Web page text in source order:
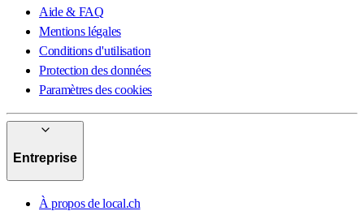
Aide & FAQ
Mentions légales
Conditions d'utilisation
Protection des données
Paramètres des cookies
Entreprise
À propos de local.ch